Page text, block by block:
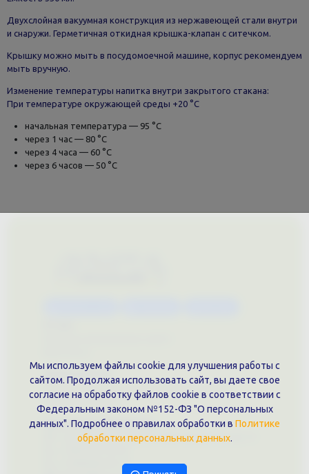
Двухслойная вакуумная конструкция из нержавеющей стали внутри
и снаружи. Герметичная откидная крышка-клапан с ситечком.
Крышку можно мыть в посудомоечной машине, корпус рекомендуем
мыть вручную.
Изменение температуры напитка внутри закрытого стакана:
При температуре окружающей среды +20 °С
начальная температура — 95 °С
через 1 час — 80 °С
через 4 часа — 60 °С
через 6 часов — 50 °С
Документы
Политика обработки персональных данных
Публичная оферта
Контакты филиала
г. Краснодар, ул. Шоссе Нефтяников, 28, оф. 51
+7 (909)466-00-16
Мы используем файлы cookie для улучшения работы с
сайтом. Продолжая использовать сайт, вы даете свое
согласие на обработку файлов cookie в соответствии с
Федеральным законом №152-ФЗ "О персональных
данных". Подробнее о правилах обработки в Политике
обработки персональных данных.